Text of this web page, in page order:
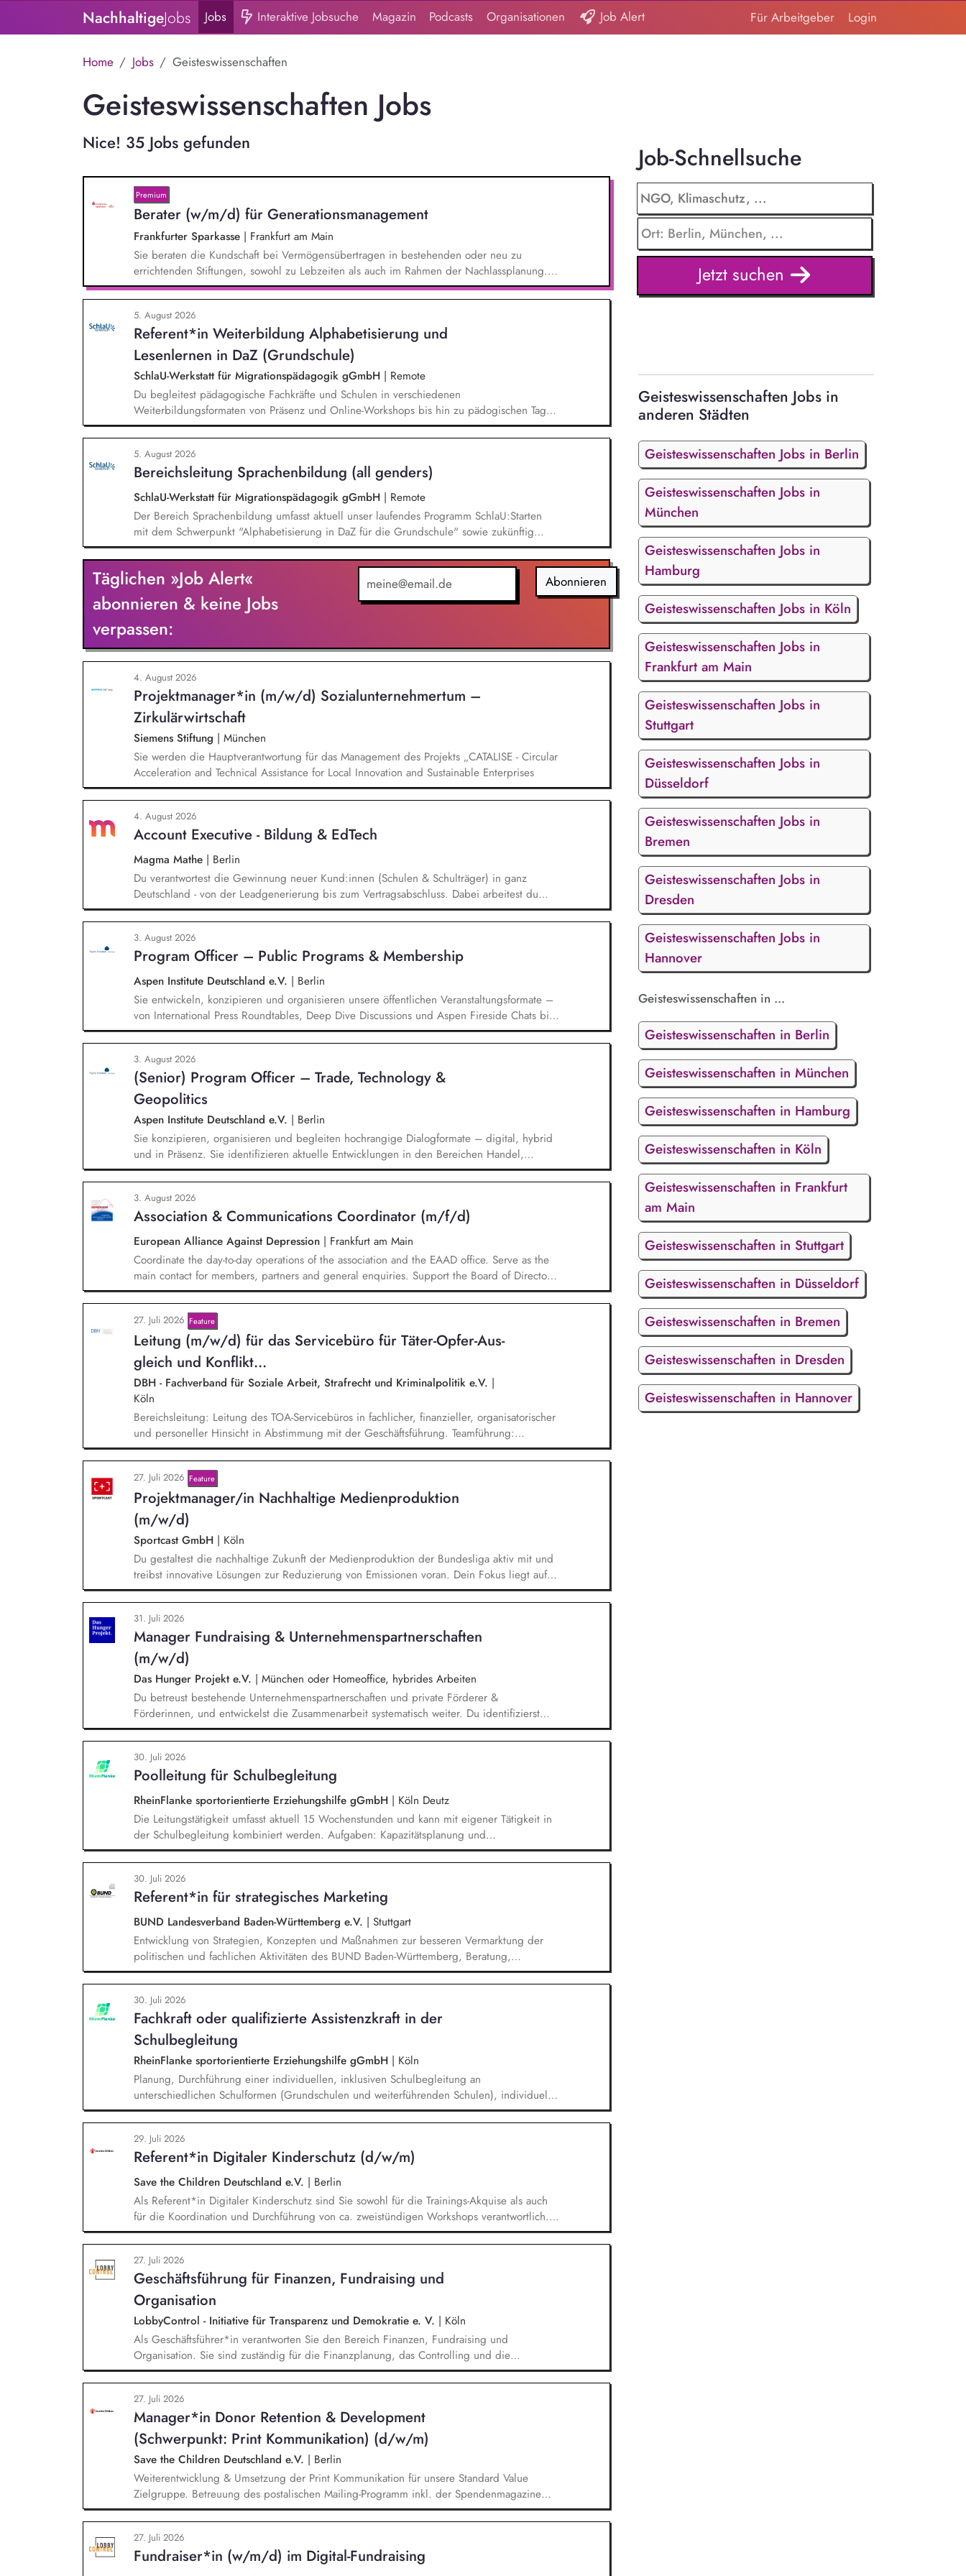
NachhaltigeJobs Jobs Interaktive Jobsuche Magazin Podcasts Organisationen Job Alert Für Arbeitgeber Login
Home Jobs Geisteswissenschaften
Geisteswissenschaften Jobs
Nice! 35 Jobs gefunden
Premium
Berater (w/m/d) für Generationsmanagement
Frankfurter Sparkasse | Frankfurt am Main
Sie beraten die Kundschaft bei Vermögensübertragen in bestehenden oder neu zu
errichtenden Stiftungen, sowohl zu Lebzeiten als auch im Rahmen der Nachlassplanung.
Sie übernehmen eigenverantwortlich alle relevanten Aufgaben bei der
Testamentsvollstreckung und Nachlassverwaltung. Sie wirken aktiv an Werbemaßnahmen
im Stiftungs- und Nachlassmanagement mit, auch in kreativer Hinsicht.
5. August 2026
Referent*in Weiterbildung Alphabetisierung und
Lesenlernen in DaZ (Grundschule)
SchlaU-Werkstatt für Migrationspädagogik gGmbH | Remote
Du begleitest pädagogische Fachkräfte und Schulen in verschiedenen
Weiterbildungsformaten von Präsenz und Online-Workshops bis hin zu pädogischen Tagen
und erstellst Online-Selbstlernkurse für unsere Plattform schlau-lernen.org. Die inhaltlichen
Schwerpunkte liegen dabei auf den Bereichen Lesen lernen,
Mehrsprachigkeitsbewusstsein und Alphabetisierung in der Grundschule.
5. August 2026
Bereichsleitung Sprachenbildung (all genders)
SchlaU-Werkstatt für Migrationspädagogik gGmbH | Remote
Der Bereich Sprachenbildung umfasst aktuell unser laufendes Programm SchlaU:Starten
mit dem Schwerpunkt "Alphabetisierung in DaZ für die Grundschule" sowie zukünftig
weitere auf Unterrichtsmaterial bezogene Projekte mit den Schwerpunkten
sprachensensibles und rassismuskritisches Deutschlernen von der Grundschule bis in die
Berufliche Bildung. Der Bereich Sprachenbildung entwickelt in seinen Projekten dazu
zielgruppengerechte und innovative Unterrichtsmaterialien und begleitet pädagogische
Fachkräfte mit daran angeschlossenen Weiterbildungsangeboten online wie offline.
Täglichen »Job Alert«
abonnieren & keine Jobs
verpassen:
Abonnieren
4. August 2026
Projektmanager*in (m/w/d) Sozialunternehmertum –
Zirkulärwirtschaft
Siemens Stiftung | München
Sie werden die Hauptverantwortung für das Management des Projekts „CATALISE - Circular
Acceleration and Technical Assistance for Local Innovation and Sustainable Enterprises
4. August 2026
Account Executive - Bildung & EdTech
Magma Mathe | Berlin
Du verantwortest die Gewinnung neuer Kund:innen (Schulen & Schulträger) in ganz
Deutschland - von der Leadgenerierung bis zum Vertragsabschluss. Dabei arbeitest du
sowohl mit selbst generierten Leads als auch mit qualifizierten Inbound-Anfragen in einem
typischen Sales-Zyklus von rund zwei Monaten. Außerdem repräsentierst du uns auf
Messen, Konferenzen und Veranstaltungen im Bildungsbereich und trägst aktiv dazu bei,
unsere Marke in Deutschland zu etablieren.
3. August 2026
Program Officer – Public Programs & Membership
Aspen Institute Deutschland e.V. | Berlin
Sie entwickeln, konzipieren und organisieren unsere öffentlichen Veranstaltungsformate –
von International Press Roundtables, Deep Dive Discussions und Aspen Fireside Chats bis
hin zu besonderen Formaten wie der Aspen Summer Party, der Aspen Gala und neuen
Veranstaltungsformaten. Sie identifizieren aktuelle politische Themen und gewinnen
hochrangige Referentinnen sowie Diskussionspartnerinnen aus Politik, Wirtschaft,
Wissenschaft, Medien und Zivilgesellschaft.
3. August 2026
(Senior) Program Officer – Trade, Technology &
Geopolitics
Aspen Institute Deutschland e.V. | Berlin
Sie konzipieren, organisieren und begleiten hochrangige Dialogformate – digital, hybrid
und in Präsenz. Sie identifizieren aktuelle Entwicklungen in den Bereichen Handel,
Technologie, Geopolitik und wirtschaftliche Sicherheit und bereiten diese für
Veranstaltungen, Hintergrundgespräche, Publikationen und politische Diskussionen auf.
Sie identifizieren und gewinnen Referent*innen sowie Diskussionspartner aus Politik,
Wirtschaft, Wissenschaft und Zivilgesellschaft.
3. August 2026
Association & Communications Coordinator (m/f/d)
European Alliance Against Depression | Frankfurt am Main
Coordinate the day-to-day operations of the association and the EAAD office. Serve as the
main contact for members, partners and general enquiries. Support the Board of Directors
by organising meetings, preparing documents and following up on decisions. Coordinate
the association's website, newsletters and social media. Support awareness campaigns and
communication activities. Coordinate and develop EAAD's fundraising activities.
27. Juli 2026 Feature
Lei­tung (m/w/d) für das Servicebüro für Tä­ter-Op­fer-Aus­
gleich und Kon­flikt­...
DBH - Fachverband für Soziale Arbeit, Strafrecht und Kriminalpolitik e.V. |
Köln
Bereichsleitung: Leitung des TOA-Servicebüros in fachlicher, finanzieller, organisatorischer
und personeller Hinsicht in Abstimmung mit der Geschäftsführung. Teamführung:
Personalverantwortung für zwei Mitarbeitende. Strategische Organisationsentwicklung: Sie
verantworten die strategische und organisatorische Weiterentwicklung des TOA-
Servicebüros in den Bereichen Fortbildung, Information und Qualitätssicherung.
Projektmanagement: Verantwortliche Planung, Budgetierung und Projektcontrolling im
Rahmen von öffentlichen Zuwendungen.
27. Juli 2026 Feature
Projektmanager/in Nachhaltige Medienproduktion
(m/w/d)
Sportcast GmbH | Köln
Du gestaltest die nachhaltige Zukunft der Medienproduktion der Bundesliga aktiv mit und
treibst innovative Lösungen zur Reduzierung von Emissionen voran. Dein Fokus liegt auf
der Evaluierung von Reduktionspotentialen von TV-Produktionskonzepten hinsichtlich
Co2e-Fußabdruck, Durchführung einer Machbarkeitsstudie zur emissionsfreien USV-
Stromversorgung sowie der Koordination interner und externer Stakeholder.
31. Juli 2026
Manager Fundraising & Unternehmenspartnerschaften
(m/w/d)
Das Hunger Projekt e.V. | München oder Homeoffice, hybrides Arbeiten
Du betreust bestehende Unternehmenspartnerschaften und private Förderer &
Förderinnen, und entwickelst die Zusammenarbeit systematisch weiter. Du identifizierst
neue Unternehmen und Förderer & Förderinnen und sprichst sie aktiv an. Du planst und
setzt Fundraising-Maßnahmen eigenständig um und verfolgst deren Ergebnisse. Du
arbeitest eng mit der Landesdirektion, dem Marketing und unseren Programmkollegen
zusammen.
30. Juli 2026
Poolleitung für Schulbegleitung
RheinFlanke sportorientierte Erziehungshilfe gGmbH | Köln Deutz
Die Leitungstätigkeit umfasst aktuell 15 Wochenstunden und kann mit eigener Tätigkeit in
der Schulbegleitung kombiniert werden. Aufgaben: Kapazitätsplanung und
Stellenvertretung, Einarbeitung neuer Mitarbeitenden, Zielvereinbarung und
Entwicklungsgespräche mit Mitarbeitenden, Förderung Teambuilding und Teamarbeit,
Qualitätssicherung der pädagogischen Arbeit im Hilfeplanverfahren, Kommunikation im
Hinblick auf die Schnittstelle zwischen RheinFlanke und Schule.
30. Juli 2026
Referent*in für strategisches Marketing
BUND Landesverband Baden-Württemberg e.V. | Stuttgart
Entwicklung von Strategien, Konzepten und Maßnahmen zur besseren Vermarktung der
politischen und fachlichen Aktivitäten des BUND Baden-Württemberg, Beratung,
Unterstützung und Qualifizierung der Haupt- und Ehrenamtlichen im BUND zur
Verbesserung der öffentlichen Sichtbarkeit des BUND, Konzeptionelle Begleitung des
BUND-Auftritts bei Veranstaltungen, Aktionen u.ä.
30. Juli 2026
Fachkraft oder qualifizierte Assistenzkraft in der
Schulbegleitung
RheinFlanke sportorientierte Erziehungshilfe gGmbH | Köln
Planung, Durchführung einer individuellen, inklusiven Schulbegleitung an
unterschiedlichen Schulformen (Grundschulen und weiterführenden Schulen), individuelle
Unterstützung eines:einer Schüler:in im Unterricht und in den Pausenzeiten, Beziehungs-
und Vertrauensarbeit, gemeinsames Erarbeiten von Methoden und Strategien mit den
Lehrer:innen und Sonderpädagog:innen, um Selbstständigkeit und Teilhabe zu fördern.
29. Juli 2026
Referent*in Digitaler Kinderschutz (d/w/m)
Save the Children Deutschland e.V. | Berlin
Als Referent*in Digitaler Kinderschutz sind Sie sowohl für die Trainings-Akquise als auch
für die Koordination und Durchführung von ca. zweistündigen Workshops verantwortlich.
Identifikation, Ansprache und Akquise von Institutionen und Organisationen für Trainings
zum sensiblen Umgang mit Kinderfotos und -videos (z. B. Kitas, Schulen, Sportvereine
und -verbände, Jugendverbände, Kinder-/Jugendreiseveranstalter). Eigenständige
Konzeption und Durchführung zielgruppengerechter Trainings in digitalen Formaten sowie
in Präsenz bei Auftraggebern.
27. Juli 2026
Geschäftsführung für Finanzen, Fundraising und
Organisation
LobbyControl - Initiative für Transparenz und Demokratie e. V. | Köln
Als Geschäftsführer*in verantworten Sie den Bereich Finanzen, Fundraising und
Organisation. Sie sind zuständig für die Finanzplanung, das Controlling und die
Organisation des Rechnungswesens. Sie leiten das Fundraising-Team und entwickeln eine
nachhaltige Fundraising Strategie. Sie sind verantwortlich für das Personalmanagement
und die operative Steuerung von Prozessen zur Organisationsentwicklung.
27. Juli 2026
Manager*in Donor Retention & Development
(Schwerpunkt: Print Kommunikation) (d/w/m)
Save the Children Deutschland e.V. | Berlin
Weiterentwicklung & Umsetzung der Print Kommunikation für unsere Standard Value
Zielgruppe. Betreuung des postalischen Mailing-Programm inkl. der Spendenmagazine
und Spendenaufrufe sowie der Print Kommunikation innerhalb unserer Donor Journeys. Ko-
Produktion von Content für die Print Kommunikation in enger Zusammenarbeit mit dem
Team Brand, Content & Publikationen. Redaktion und Prüfung von Content/Texten für
andere Kanäle und Medien.
27. Juli 2026
Fundraiser*in (w/m/d) im Digital-Fundraising
Job-Schnellsuche
Jetzt suchen
Geisteswissenschaften Jobs in
anderen Städten
Geisteswissenschaften Jobs in Berlin
Geisteswissenschaften Jobs in
München
Geisteswissenschaften Jobs in
Hamburg
Geisteswissenschaften Jobs in Köln
Geisteswissenschaften Jobs in
Frankfurt am Main
Geisteswissenschaften Jobs in
Stuttgart
Geisteswissenschaften Jobs in
Düsseldorf
Geisteswissenschaften Jobs in
Bremen
Geisteswissenschaften Jobs in
Dresden
Geisteswissenschaften Jobs in
Hannover
Geisteswissenschaften in ...
Geisteswissenschaften in Berlin
Geisteswissenschaften in München
Geisteswissenschaften in Hamburg
Geisteswissenschaften in Köln
Geisteswissenschaften in Frankfurt
am Main
Geisteswissenschaften in Stuttgart
Geisteswissenschaften in Düsseldorf
Geisteswissenschaften in Bremen
Geisteswissenschaften in Dresden
Geisteswissenschaften in Hannover